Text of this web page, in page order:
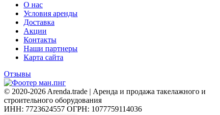
О нас
Условия аренды
Доставка
Акции
Контакты
Наши партнеры
Карта сайта
Отзывы
© 2020-2026 Arenda.trade | Аренда и продажа такелажного и
строительного оборудования
ИНН: 7723624557 ОГРН: 1077759114036